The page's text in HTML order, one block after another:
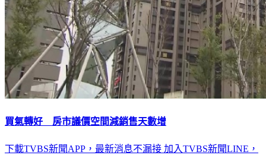
買氣轉好 房市議價空間減銷售天數增
下載TVBS新聞APP，最新消息不漏接 加入TVBS新聞LINE，